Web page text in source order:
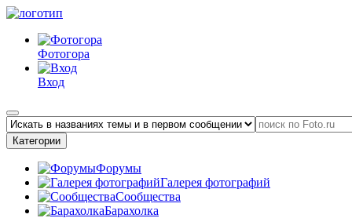
Фотогора
Вход
Категории
Форумы
Галерея фотографий
Сообщества
Барахолка